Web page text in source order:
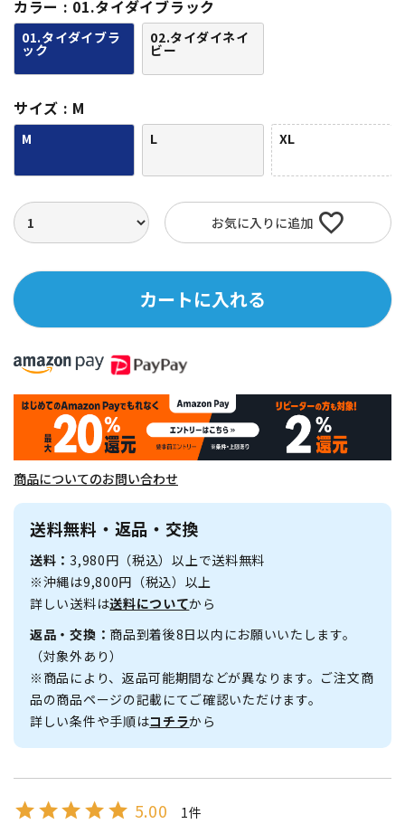
カラー 01.タイダイブラック
01.タイダイブラ
ック
02.タイダイネイ
ビー
サイズ M
M L XL
お気に入りに追加
カートに入れる
商品についてのお問い合わせ
送料無料・返品・交換
送料：3,980円（税込）以上で送料無料
※沖縄は9,800円（税込）以上
詳しい送料は送料についてから
返品・交換： 商品到着後8日以内にお願いいたします。
（対象外あり）
※商品により、返品可能期間などが異なります。ご注文商
品の商品ページの記載にてご確認いただけます。
詳しい条件や手順はコチラから
5.00 1